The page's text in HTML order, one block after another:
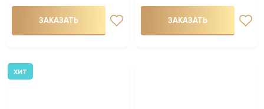
ЗАКАЗАТЬ ЗАКАЗАТЬ
ХИТ